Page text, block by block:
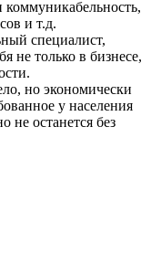
и т.д.
специалист,
не только в бизнесе,
но экономически
у населения
не останется без